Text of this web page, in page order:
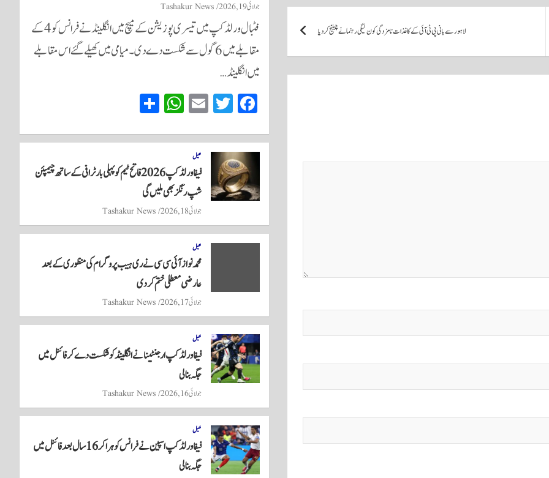
لاہور سے بانی پی ٹی آئی کےکاغذات نامزدگی کو ن لیگی رہنما نے چیلنج کر دیا
جولائی 19, 2026 Tashakur News
فٹبال ورلڈکپ میں تیسری پوزیشن کے میچ میں انگلینڈ نے فرانس کو 4 کے
مقابلے میں 6 گول سے شکست دے دی۔ میامی میں کھیلے گئے اس مقابلے
میں انگلینڈ…
Fa
ce
bo
ok
T
wi
tte
E
m
ail
W
ha
ts
A
pp
re
کھیل
فیفا ورلڈ کپ 2026 فاتح ٹیم کو پہلی بار ٹرافی کے ساتھ چیمپئن
شپ رنگز بھی ملیں گی
جولائی 18, 2026 Tashakur News
کھیل
محمد نواز آئی سی سی نے ری ہیب پروگرام کی منظوری کے بعد
عارضی معطلی ختم کر دی
جولائی 17, 2026 Tashakur News
کھیل
فیفا ورلڈکپ ارجنٹینا نے انگلینڈ کو شکست دے کر فائنل میں
جگہ بنا لی
جولائی 16, 2026 Tashakur News
کھیل
فیفا ورلڈ کپ اسپین نے فرانس کو ہرا کر 16 سال بعد فائنل میں
جگہ بنا لی